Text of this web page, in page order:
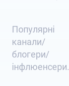
Популярні
канали/
блогери/
інфлюенсери.